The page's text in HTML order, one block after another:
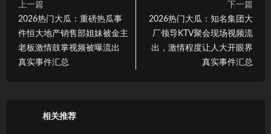
上一篇
2026热门大瓜：重磅热瓜事
件恒大地产销售部姐妹被金主
老板激情鼓掌视频被曝流出
真实事件汇总
下一篇
2026热门大瓜：知名集团大
厂领导KTV聚会现场视频流
出，激情程度让人大开眼界
真实事件汇总
相关推荐